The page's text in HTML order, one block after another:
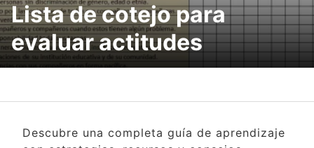
Lista de cotejo para
evaluar actitudes
Descubre una completa guía de aprendizaje